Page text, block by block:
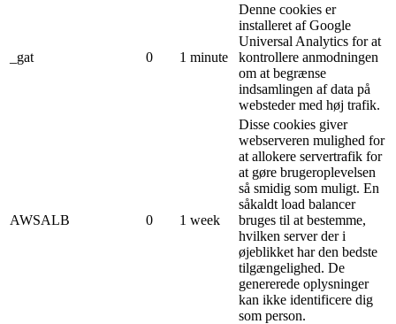
_gat 0 1 minute
Denne cookies er
installeret af Google
Universal Analytics for at
kontrollere anmodningen
om at begrænse
indsamlingen af ​​data på
websteder med høj trafik.
AWSALB 0 1 week
Disse cookies giver
webserveren mulighed for
at allokere servertrafik for
at gøre brugeroplevelsen
så smidig som muligt. En
såkaldt load balancer
bruges til at bestemme,
hvilken server der i
øjeblikket har den bedste
tilgængelighed. De
genererede oplysninger
kan ikke identificere dig
som person.